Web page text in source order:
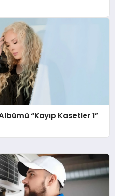
“Kayıp Kasetler 1”